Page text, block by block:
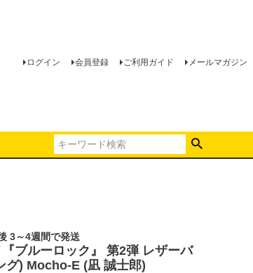
ログイン 会員登録 ご利用ガイド メールマガジン
3～4週間で発送
ブルーロック』 第2弾 レザーバ
グ) Mocho-E (凪 誠士郎)